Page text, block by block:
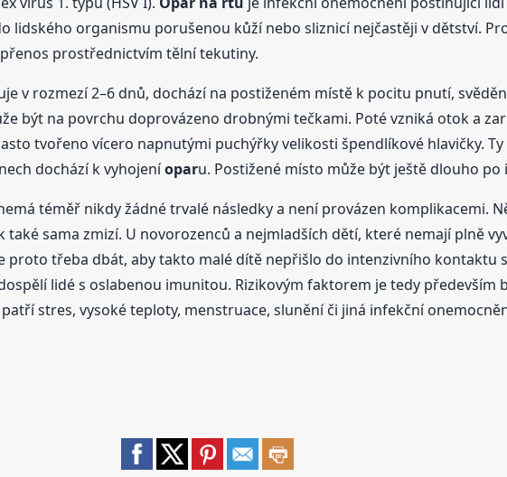
lidského organismu porušenou kůží nebo sliznicí nejčastěji v dětství.
prostřednictvím tělní tekutiny.
v rozmezí 2–6 dnů, dochází na postiženém místě k pocitu pnutí,
být na povrchu doprovázeno drobnými tečkami. Poté vzniká otok a
tvořeno vícero napnutými puchýřky velikosti špendlíkové hlavičky.
dochází k vyhojeníoparu. Postižené místo může být ještě dlouho po
téměř nikdy žádné trvalé následky a není provázen komplikacemi.
sama zmizí. U novorozenců a nejmladších dětí, které nemají plně
proto třeba dbát, aby takto malé dítě nepřišlo do intenzivního kontaktu
lidé s oslabenou imunitou. Rizikovým faktorem je tedy především
stres, vysoké teploty, menstruace, slunění či jiná infekční